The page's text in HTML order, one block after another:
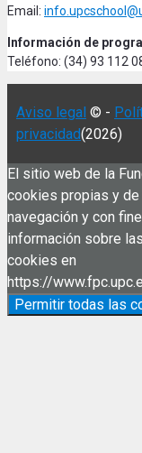
Email:
Información de
Teléfono: (34) 93 112
Aviso legal © -
privacidad(2026)
El sitio web de la
cookies propias y de
navegación y con
información sobre
cookies en
https://
Permitir todas las